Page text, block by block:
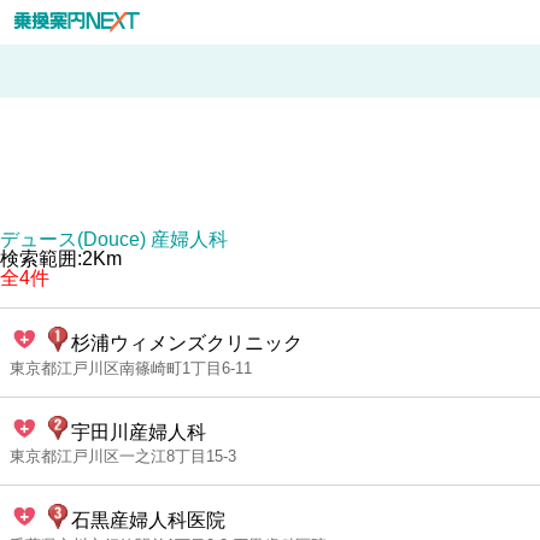
デュース(Douce) 産婦人科
検索範囲:2Km
全4件
杉浦ウィメンズクリニック
東京都江戸川区南篠崎町1丁目6-11
宇田川産婦人科
東京都江戸川区一之江8丁目15-3
石黒産婦人科医院